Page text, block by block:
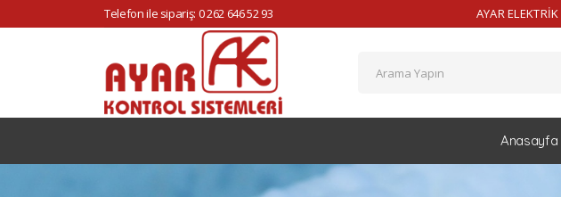
Telefon ile sipariş: 0 262 646 52 93 AYAR ELEKTRİK
Anasayfa